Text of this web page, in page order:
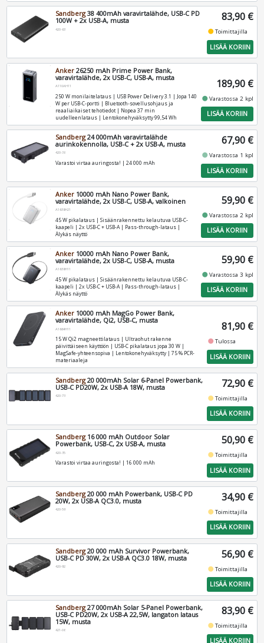
Sandberg38 400mAh varavirtalähde, USB-C PD
100W + 2x USB-A, musta
420-63
83,90 €
fiber_manual_recordToimittajilla
LISÄÄ KORIIN
Anker 26250 mAh Prime Power Bank,
varavirtalähde, 2x USB-C, USB-A, musta
A110AH11
250 W monilaitelataus | USB Power Delivery 3.1 | Jopa 140
W per USB‑C‑portti | Bluetooth‑sovellusohjaus ja
reaaliaikaiset tehotiedot | Nopea 37 min
uudelleenlataus | Lentokonehyväksytty 99,54 Wh
189,90 €
fiber_manual_recordVarastossa 2 kpl
LISÄÄ KORIIN
Sandberg24 000mAh varavirtalähde
aurinkokennolla, USB-C + 2x USB-A, musta
420-38
Varastoi virtaa auringosta! | 24 000 mAh
67,90 €
fiber_manual_recordVarastossa 1 kpl
LISÄÄ KORIIN
Anker 10000 mAh Nano Power Bank,
varavirtalähde, 2x USB-C, USB-A, valkoinen
A1638H21
45 W pikalataus | Sisäänrakennettu kelautuva USB-C-
kaapeli | 2x USB-C + USB-A | Pass-through-lataus |
Älykäs näyttö
59,90 €
fiber_manual_recordVarastossa 2 kpl
LISÄÄ KORIIN
Anker 10000 mAh Nano Power Bank,
varavirtalähde, 2x USB-C, USB-A, musta
A1638H11
45 W pikalataus | Sisäänrakennettu kelautuva USB-C-
kaapeli | 2x USB-C + USB-A | Pass-through-lataus |
Älykäs näyttö
59,90 €
fiber_manual_recordVarastossa 3 kpl
LISÄÄ KORIIN
Anker 10000 mAh MagGo Power Bank,
varavirtalähde, Qi2, USB-C, musta
A1664H11
15 W Qi2 magneettilataus | Ultraohut rakenne
päivittäiseen käyttöön | USB-C pikalataus jopa 30 W |
MagSafe-yhteensopiva | Lentokonehyväksytty | 75 % PCR-
materiaaleja
81,90 €
fiber_manual_recordTulossa
LISÄÄ KORIIN
Sandberg20 000mAh Solar 6-Panel Powerbank,
USB-C PD20W, 2x USB-A 18W, musta
420-73
72,90 €
fiber_manual_recordToimittajilla
LISÄÄ KORIIN
Sandberg16 000 mAh Outdoor Solar
Powerbank, USB-C, 2x USB-A, musta
420-35
Varastoi virtaa auringosta! | 16 000 mAh
50,90 €
fiber_manual_recordToimittajilla
LISÄÄ KORIIN
Sandberg20 000 mAh Powerbank, USB-C PD
20W, 2x USB-A QC3.0, musta
420-59
34,90 €
fiber_manual_recordToimittajilla
LISÄÄ KORIIN
Sandberg20 000 mAh Survivor Powerbank,
USB-C PD 30W, 2x USB-A QC3.0 18W, musta
420-92
56,90 €
fiber_manual_recordToimittajilla
LISÄÄ KORIIN
Sandberg27 000mAh Solar 5-Panel Powerbank,
USB-C PD20W, 2x USB-A 22,5W, langaton lataus
15W, musta
421-06
83,90 €
fiber_manual_recordToimittajilla
LISÄÄ KORIIN